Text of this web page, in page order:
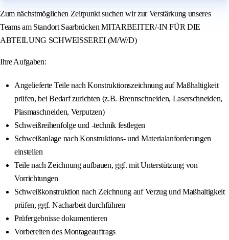
Zum nächstmöglichen Zeitpunkt suchen wir zur Verstärkung unseres
Teams am Standort Saarbrücken MITARBEITER/-IN FÜR DIE
ABTEILUNG SCHWEISSEREI (M/W/D)
Ihre Aufgaben:
Angelieferte Teile nach Konstruktionszeichnung auf Maßhaltigkeit
prüfen, bei Bedarf zurichten (z.B. Brennschneiden, Laserschneiden,
Plasmaschneiden, Verputzen)
Schweißreihenfolge und -technik festlegen
Schweißanlage nach Konstruktions- und Materialanforderungen
einstellen
Teile nach Zeichnung aufbauen, ggf. mit Unterstützung von
Vorrichtungen
Schweißkonstruktion nach Zeichnung auf Verzug und Maßhaltigkeit
prüfen, ggf. Nacharbeit durchführen
Prüfergebnisse dokumentieren
Vorbereiten des Montageauftrags